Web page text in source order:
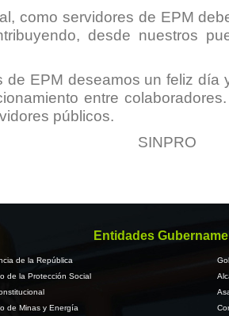
como servidores de EPM
desde nuestros
EPM deseamos un feliz
entre
públicos.
SINPRO
Entidades
de la República
de la Protección Social
de Minas y Energía